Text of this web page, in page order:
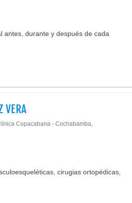
antes, durante y después de cada
VERA
Copacabana - Cochabamba,
cirugias ortopédicas,